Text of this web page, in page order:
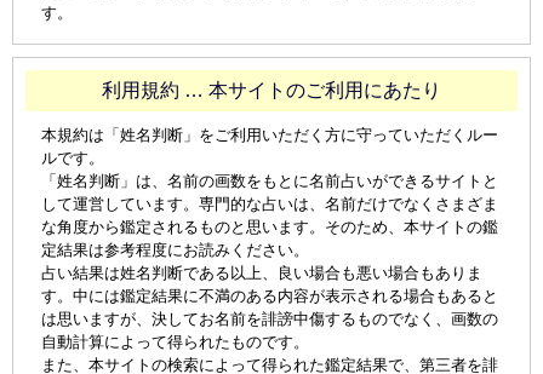
す。
利用規約 … 本サイトのご利用にあたり
本規約は「姓名判断」をご利用いただく方に守っていただくルー
ルです。
「姓名判断」は、名前の画数をもとに名前占いができるサイトと
して運営しています。専門的な占いは、名前だけでなくさまざま
な角度から鑑定されるものと思います。そのため、本サイトの鑑
定結果は参考程度にお読みください。
占い結果は姓名判断である以上、良い場合も悪い場合もありま
す。中には鑑定結果に不満のある内容が表示される場合もあると
は思いますが、決してお名前を誹謗中傷するものでなく、画数の
自動計算によって得られたものです。
また、本サイトの検索によって得られた鑑定結果で、第三者を誹